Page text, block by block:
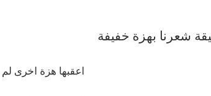
شعرنا بهزة خفيفة
اعقبها هزة اخرى